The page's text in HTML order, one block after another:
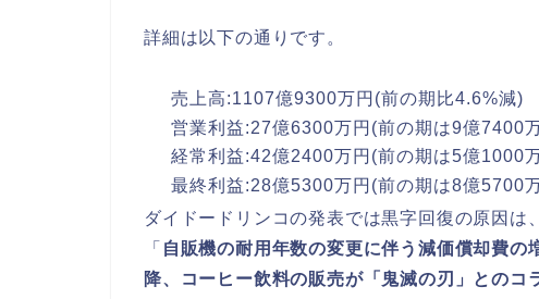
詳細は以下の通りです。
売上高:1107億9300万円(前の期比4.6%減)
営業利益:27億6300万円(前の期は9億7400
経常利益:42億2400万円(前の期は5億1000
最終利益:28億5300万円(前の期は8億5700
ダイドードリンコの発表では黒字回復の原因は、
「 自販機の耐用年数の変更に伴う減価償却費
降、コーヒー飲料の販売が「鬼滅の刃」とのコ